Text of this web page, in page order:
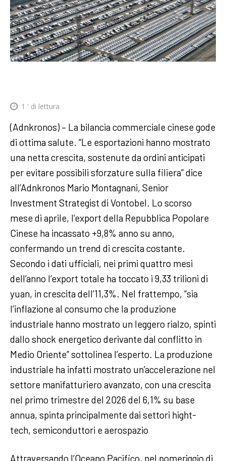
1 ' di lettura
(Adnkronos) – La bilancia commerciale cinese gode
di ottima salute. “Le esportazioni hanno mostrato
una netta crescita, sostenute da ordini anticipati
per evitare possibili sforzature sulla filiera” dice
all’Adnkronos Mario Montagnani, Senior
Investment Strategist di Vontobel. Lo scorso
mese di aprile, l’export della Repubblica Popolare
Cinese ha incassato +9,8% anno su anno,
confermando un trend di crescita costante.
Secondo i dati ufficiali, nei primi quattro mesi
dell’anno l’export totale ha toccato i 9,33 trilioni di
yuan, in crescita dell’11,3%. Nel frattempo, “sia
l’inflazione al consumo che la produzione
industriale hanno mostrato un leggero rialzo, spinti
dallo shock energetico derivante dal conflitto in
Medio Oriente” sottolinea l’esperto. La produzione
industriale ha infatti mostrato un’accelerazione nel
settore manifatturiero avanzato, con una crescita
nel primo trimestre del 2026 del 6,1% su base
annua, spinta principalmente dai settori hight-
tech, semiconduttori e aerospazio
Attraversando l’Oceano Pacifico, nel pomeriggio di